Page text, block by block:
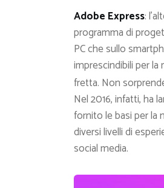
Adobe Express:
programma di
PC che sullo
imprescindibili per
fretta. Non
Nel 2016, infatti, ha
fornito le basi per la
diversi livelli di
social media.